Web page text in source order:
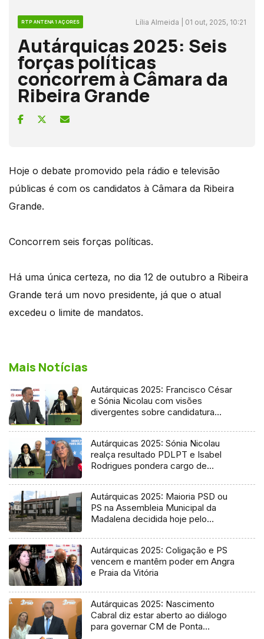
RTP ANTENA 1 AÇORES Lília Almeida | 01 out, 2025, 10:21
Autárquicas 2025: Seis
forças políticas
concorrem à Câmara da
Ribeira Grande
Hoje o debate promovido pela rádio e televisão
públicas é com os candidatos à Câmara da Ribeira
Grande.
Concorrem seis forças políticas.
Há uma única certeza, no dia 12 de outubro a Ribeira
Grande terá um novo presidente, já que o atual
excedeu o limite de mandatos.
Mais Notícias
Autárquicas 2025: Francisco César
e Sónia Nicolau com visões
divergentes sobre candidatura
Autárquicas 2025: Sónia Nicolau
realça resultado PDLPT e Isabel
Rodrigues pondera cargo de
Autárquicas 2025: Maioria PSD ou
PS na Assembleia Municipal da
Madalena decidida hoje pelo
Autárquicas 2025: Coligação e PS
vencem e mantêm poder em Angra
e Praia da Vitória
Autárquicas 2025: Nascimento
Cabral diz estar aberto ao diálogo
para governar CM de Ponta